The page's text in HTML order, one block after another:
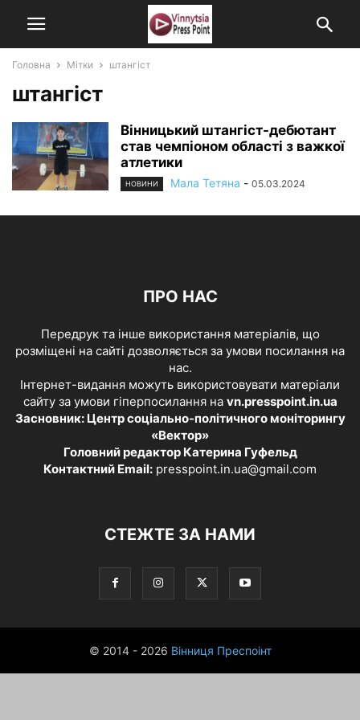
Головна Мітки штангіст
штангіст
Вінницький штангіст-дебютант
став чемпіоном області з важкої
атлетики
НОВИНИ Мала Тетяна - 05.03.2024
ПРО НАС
Передрук та інше використання матеріалів, що
розміщені на сайті дозволяється за умови посилання на
нас.
Інтернет-видання можуть використовувати матеріали
сайту за умови гіперпосилання на vn.presspoint.in.ua
Засновник: Центр соціально-політичного моніторингу
«Вектор»
Головний редактор Катерина Гуфельд
Контактний Email: presspoint.in.ua@gmail.com
СТЕЖТЕ ЗА НАМИ
© 2014 - 2026 Вінниця Преспоінт